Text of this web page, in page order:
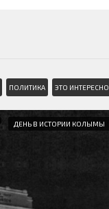
ПОЛИТИКА ЭТО ИНТЕРЕСНО
ДЕНЬ В ИСТОРИИ КОЛЫМЫ